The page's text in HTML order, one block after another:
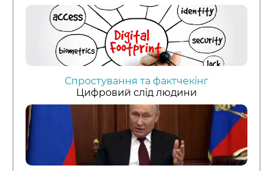
Спростування та фактчекінг
Цифровий слід людини